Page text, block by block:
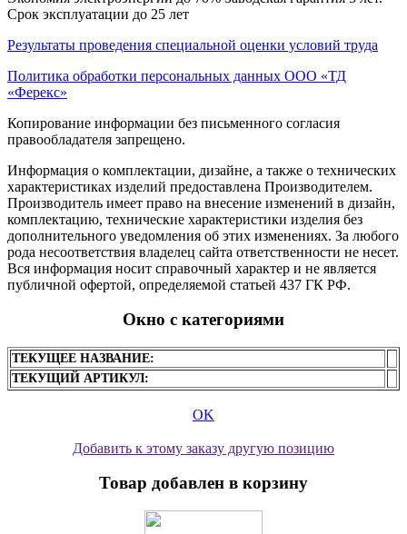
Срок эксплуатации до 25 лет
Результаты проведения специальной оценки условий труда
Политика обработки персональных данных ООО «ТД
«Ферекс»
Копирование информации без письменного согласия
правообладателя запрещено.
Информация о комплектации, дизайне, а также о технических
характеристиках изделий предоставлена Производителем.
Производитель имеет право на внесение изменений в дизайн,
комплектацию, технические характеристики изделия без
дополнительного уведомления об этих изменениях. За любого
рода несоответствия владелец сайта ответственности не несет.
Вся информация носит справочный характер и не является
публичной офертой, определяемой статьей 437 ГК РФ.
Окно с категориями
ТЕКУЩЕЕ НАЗВАНИЕ:
ТЕКУЩИЙ АРТИКУЛ:
OK
Добавить к этому заказу другую позицию
Товар добавлен в корзину